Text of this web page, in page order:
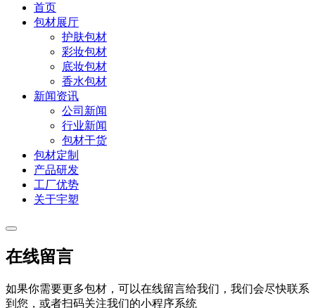
首页
包材展厅
护肤包材
彩妆包材
底妆包材
香水包材
新闻资讯
公司新闻
行业新闻
包材干货
包材定制
产品研发
工厂优势
关于宇塑
在线留言
如果你需要更多包材，可以在线留言给我们，我们会尽快联系
到您，或者扫码关注我们的小程序系统